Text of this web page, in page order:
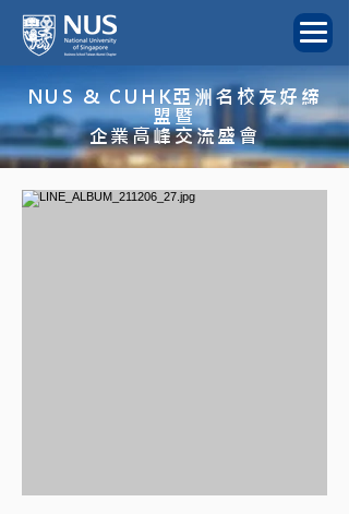
NUS & CUHK亞洲名校友好締
盟暨
企業高峰交流盛會